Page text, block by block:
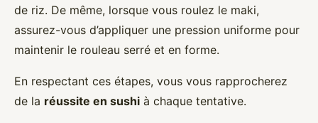
de riz. De même, lorsque vous roulez le maki,
assurez-vous d’appliquer une pression uniforme pour
maintenir le rouleau serré et en forme.
En respectant ces étapes, vous vous rapprocherez
de la réussite en sushi à chaque tentative.